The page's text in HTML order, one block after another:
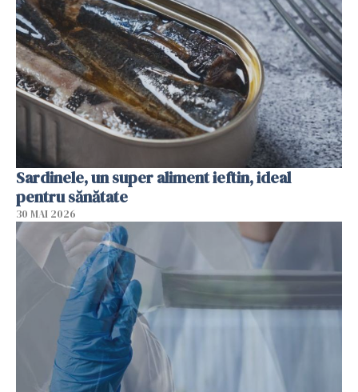
Sardinele, un super aliment ieftin, ideal
pentru sănătate
30 MAI 2026